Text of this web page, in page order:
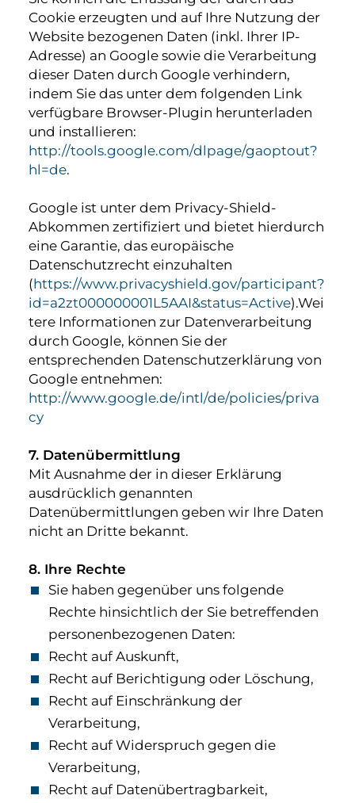
Cookie erzeugten und auf Ihre Nutzung der
Website bezogenen Daten (inkl. Ihrer IP-
Adresse) an Google sowie die Verarbeitung
dieser Daten durch Google verhindern,
indem Sie das unter dem folgenden Link
verfügbare Browser-Plugin herunterladen
und installieren:
http://tools.google.com/dlpage/gaoptout?
hl=de.
Google ist unter dem Privacy-Shield-
Abkommen zertifiziert und bietet hierdurch
eine Garantie, das europäische
Datenschutzrecht einzuhalten
(https://www.privacyshield.gov/participant?
id=a2zt000000001L5AAI&status=Active).Wei
tere Informationen zur Datenverarbeitung
durch Google, können Sie der
entsprechenden Datenschutzerklärung von
Google entnehmen:
http://www.google.de/intl/de/policies/priva
cy
7. Datenübermittlung
Mit Ausnahme der in dieser Erklärung
ausdrücklich genannten
Datenübermittlungen geben wir Ihre Daten
nicht an Dritte bekannt.
8. Ihre Rechte
Sie haben gegenüber uns folgende
Rechte hinsichtlich der Sie betreffenden
personenbezogenen Daten:
Recht auf Auskunft,
Recht auf Berichtigung oder Löschung,
Recht auf Einschränkung der
Verarbeitung,
Recht auf Widerspruch gegen die
Verarbeitung,
Recht auf Datenübertragbarkeit,